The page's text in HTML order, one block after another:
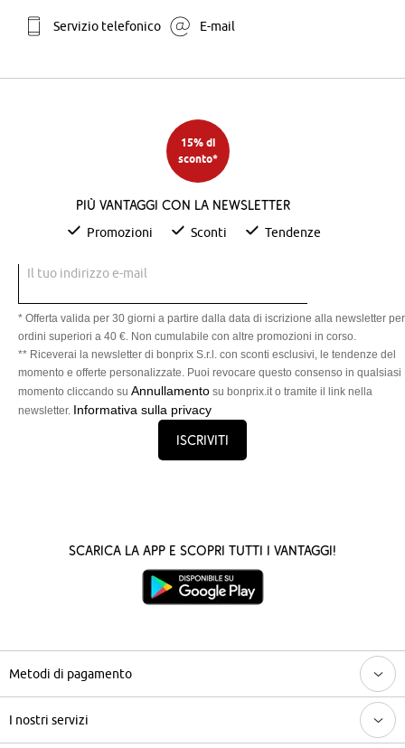
Servizio telefonico E-mail
15% di
sconto*
Più vantaggi con la newsletter
Promozioni Sconti Tendenze
Il tuo indirizzo e-mail
* Offerta valida per 30 giorni a partire dalla data di iscrizione alla newsletter per
ordini superiori a 40 €. Non cumulabile con altre promozioni in corso.
** Riceverai la newsletter di bonprix S.r.l. con sconti esclusivi, le tendenze del
momento e offerte personalizzate. Puoi revocare questo consenso in qualsiasi
momento cliccando su Annullamento su bonprix.it o tramite il link nella
newsletter. Informativa sulla privacy
Iscriviti
Scarica la App e scopri tutti i vantaggi!
Metodi di pagamento
I nostri servizi